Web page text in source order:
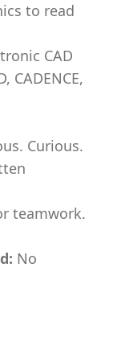
to read
CAD
CADENCE,
Curious.
teamwork.
No